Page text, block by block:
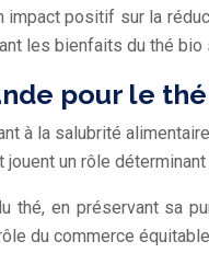
positif sur la
les bienfaits du thé bio
pour le
à la salubrité
un rôle
thé, en préservant
du commerce